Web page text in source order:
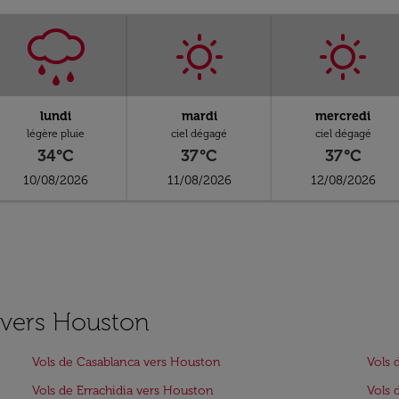
lundi
légère pluie
34°C
10/08/2026
mardi
ciel dégagé
37°C
11/08/2026
mercredi
ciel dégagé
37°C
12/08/2026
Houston
Vols de Casablanca vers Houston
Vols
Vols de Errachidia vers Houston
Vols